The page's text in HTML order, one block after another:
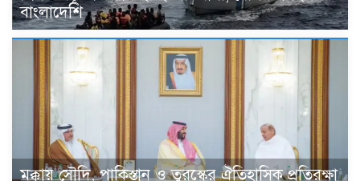
বাংলাদেশি
মক্কায় সৌদি, পাকিস্তান ও তুরস্কের ঐতিহাসিক প্রতিরক্ষা